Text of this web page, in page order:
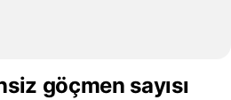
göçmen sayısı